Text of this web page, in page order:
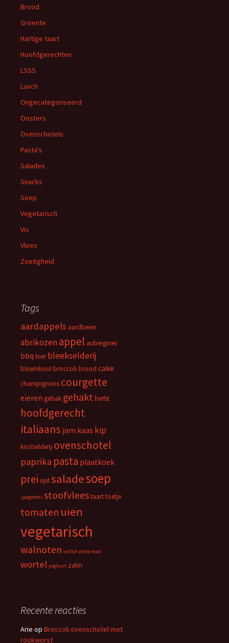
Brood
Groente
Hartige taart
Hoofdgerechten
LSSS
Lunch
Ongecategoriseerd
Oosters
Ovenschotels
Pasta's
Salades
Snacks
Soep
Vegetarisch
Vis
Vlees
Zoetigheid
Tags
aardappels aardbeien
abrikozenappel aubergines
bbq bier bleekselderij
bloemkoolbroccoli brood cake
champignons courgette
eieren gebak gehaktherfst
hoofdgerecht
italiaans jam kaas kip
knolselderij ovenschotel
paprika pasta plaatkoek
prei rijstsaladesoep
spaghetti stoofvleestaarttoetje
tomaten uien
vegetarisch
walnoten witlof witte kool
wortel yoghurt zalm
Recente reacties
Arie op Broccoli ovenschotel met
rookworst